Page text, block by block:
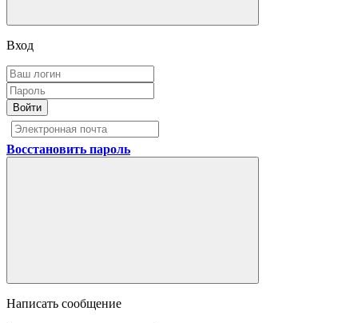
Вход
Войти
Восстановить пароль
Написать сообщение